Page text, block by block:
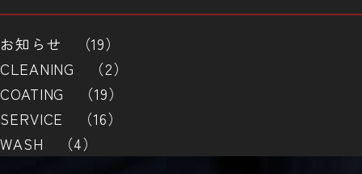
お知らせ （19）
CLEANING （2）
COATING （19）
SERVICE （16）
WASH （4）